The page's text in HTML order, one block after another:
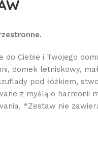
Ciebie i Twojego
domek letniskowy,
pod łóżkiem,
z myślą o harmonii
*Zestaw nie